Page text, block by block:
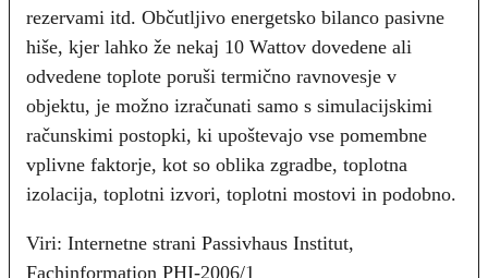
rezervami itd. Občutljivo energetsko bilanco pasivne
hiše, kjer lahko že nekaj 10 Wattov dovedene ali
odvedene toplote poruši termično ravnovesje v
objektu, je možno izračunati samo s simulacijskimi
računskimi postopki, ki upoštevajo vse pomembne
vplivne faktorje, kot so oblika zgradbe, toplotna
izolacija, toplotni izvori, toplotni mostovi in podobno.
Viri: Internetne strani Passivhaus Institut,
Fachinformation PHI-2006/1